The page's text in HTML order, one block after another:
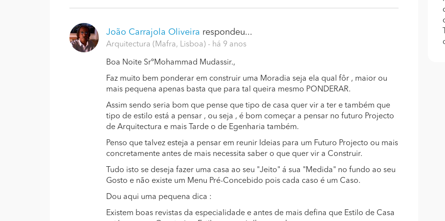
João Carrajola Oliveira respondeu...
Arquitectura (Mafra, Lisboa) - há 9 anos
Boa Noite SrºMohammad Mudassir.,
Faz muito bem ponderar em construir uma Moradia seja ela qual fôr , maior ou
mais pequena apenas basta que para tal queira mesmo PONDERAR.
Assim sendo seria bom que pense que tipo de casa quer vir a ter e também que
tipo de estilo está a pensar , ou seja , é bom começar a pensar no futuro Projecto
de Arquitectura e mais Tarde o de Egenharia também.
Penso que talvez esteja a pensar em reunir Ideias para um Futuro Projecto ou mais
concretamente antes de mais necessita saber o que quer vir a Construir.
Tudo isto se deseja fazer uma casa ao seu "Jeito" á sua "Medida" no fundo ao seu
Gosto e não existe um Menu Pré-Concebido pois cada caso é um Caso.
Dou aqui uma pequena dica :
Existem boas revistas da especialidade e antes de mais defina que Estilo de Casa